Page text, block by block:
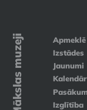
Mākslas muzeji
Apmeklē
Izstādes
Jaunumi
Izglītība